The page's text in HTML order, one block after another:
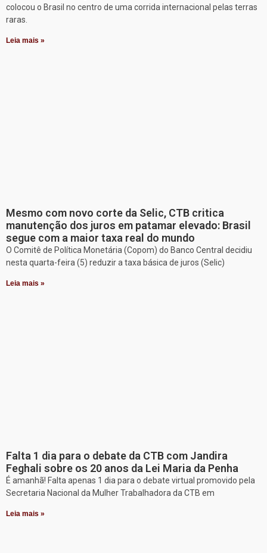
colocou o Brasil no centro de uma corrida internacional pelas terras
raras.
Leia mais »
Mesmo com novo corte da Selic, CTB critica
manutenção dos juros em patamar elevado: Brasil
segue com a maior taxa real do mundo
O Comitê de Política Monetária (Copom) do Banco Central decidiu
nesta quarta-feira (5) reduzir a taxa básica de juros (Selic)
Leia mais »
Falta 1 dia para o debate da CTB com Jandira
Feghali sobre os 20 anos da Lei Maria da Penha
É amanhã! Falta apenas 1 dia para o debate virtual promovido pela
Secretaria Nacional da Mulher Trabalhadora da CTB em
Leia mais »